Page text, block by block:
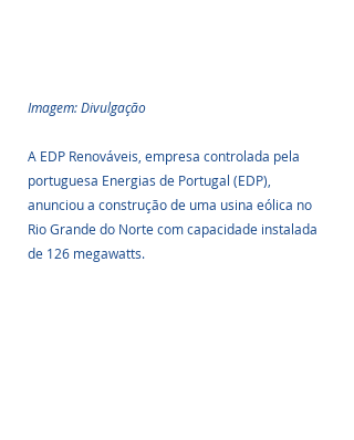
Imagem: Divulgação
A EDP Renováveis, empresa controlada pela
portuguesa Energias de Portugal (EDP),
anunciou a construção de uma usina eólica no
Rio Grande do Norte com capacidade instalada
de 126 megawatts.